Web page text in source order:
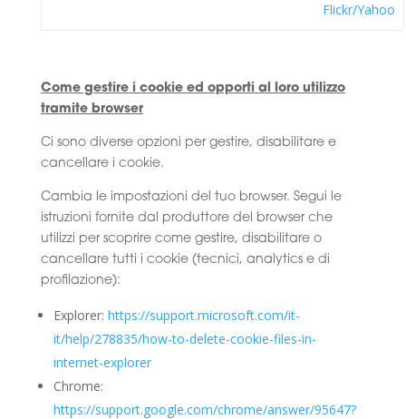
Flickr/Yahoo
Come gestire i cookie ed opporti al loro utilizzo
tramite browser
Ci sono diverse opzioni per gestire, disabilitare e
cancellare i cookie.
Cambia le impostazioni del tuo browser. Segui le
istruzioni fornite dal produttore del browser che
utilizzi per scoprire come gestire, disabilitare o
cancellare tutti i cookie (tecnici, analytics e di
profilazione):
Explorer: https://support.microsoft.com/it-
it/help/278835/how-to-delete-cookie-files-in-
internet-explorer
Chrome:
https://support.google.com/chrome/answer/95647?